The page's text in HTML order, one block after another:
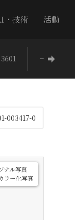
・技術 活動
−
003417-0
ナル写真
ラー化写真